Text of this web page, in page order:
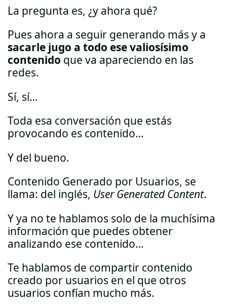
La pregunta es, ¿y ahora qué?
Pues ahora a seguir generando más y a
sacarle jugo a todo ese valiosísimo
contenido que va apareciendo en las
redes.
Sí, sí…
Toda esa conversación que estás
provocando es contenido…
Y del bueno.
Contenido Generado por Usuarios, se
llama: del inglés, User Generated Content.
Y ya no te hablamos solo de la muchísima
información que puedes obtener
analizando ese contenido…
Te hablamos de compartir contenido
creado por usuarios en el que otros
usuarios confían mucho más.